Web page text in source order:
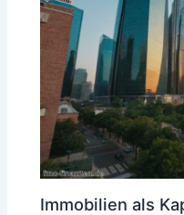
Immobilien als